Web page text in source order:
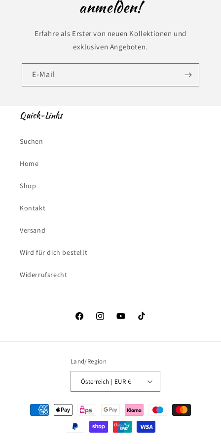
anmelden!
Erfahre als Erster von neuen Kollektionen und
exklusiven Angeboten.
E-Mail
Quick-Links
Suchen
Home
Shop
Kontakt
Versand
Wird für dich bestellt
Widerrufsrecht
FacebookInstagramYouTubeTikTok
Land/Region
Österreich | EUR €
Zahlungsmethoden